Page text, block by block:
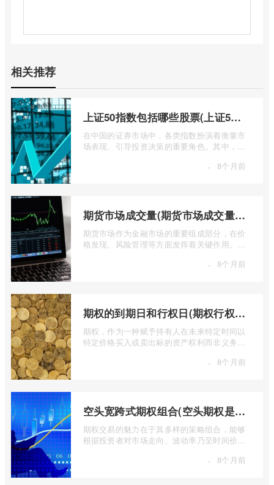
相关推荐
上证50指数包括哪些股票(上证50指数包含哪些股票)
在中国的证券市场中，各类指数扮演着衡量市
场表现、引导投资决策的重要角色。其中，上
· 8个月前
期货市场成交量(期货市场成交量萎缩)
期货市场作为金融市场的重要组成部分，在价
格发现、风险管理等方面发挥着关键作用。近
· 8个月前
期权的到期日和行权日(期权行权日到期虚值期权都将清零)
期权，作为一种赋予持有人在未来特定时间以
特定价格买入或卖出标的资产权利而非义务的
· 8个月前
空头宽跨式期权组合(空头期权是什么意思)
期权交易的魅力在于其多样的策略组合，能够
根据投资者对市场走向、波动率乃至时间价值
· 8个月前